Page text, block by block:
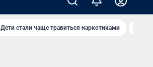
Дети стали чаще травиться наркотиками